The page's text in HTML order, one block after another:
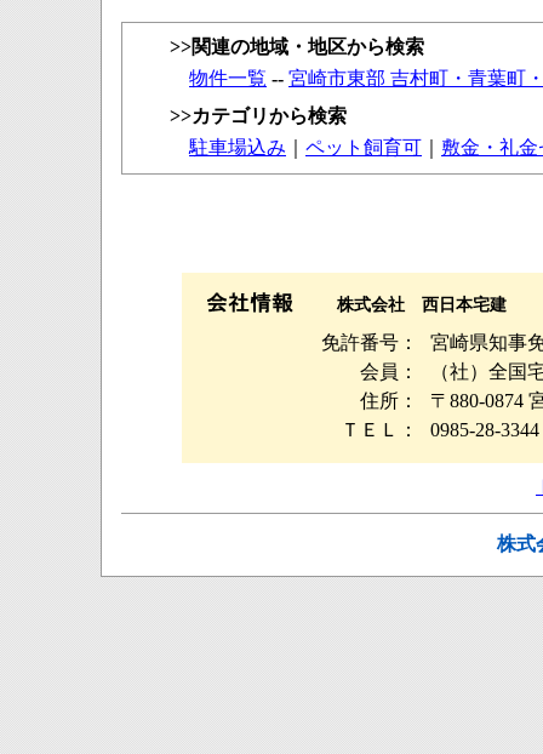
>>関連の地域・地区から検索
物件一覧 -- 宮崎市東部 吉村町・青葉町
>>カテゴリから検索
駐車場込み
ペット飼育可 敷金・礼
株式会社 西日本宅建
免許番号：
宮崎県知事
会員：
（社）全国
住所：
〒880-0874
ＴＥＬ：
0985-28-3344
株式